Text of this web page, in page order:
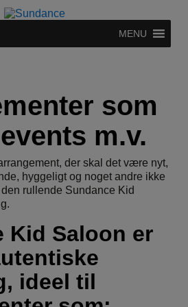
MENU
som
m.v.
der skal det være nyt,
hyggeligt og noget andre ikke
rullende Sundance Kid
Kid Saloon er
ideel til